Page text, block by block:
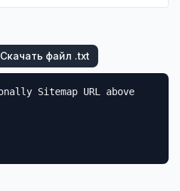
Скачать файл .txt
Sitemap URL above